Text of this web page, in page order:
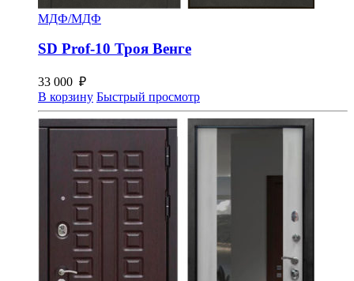
МДФ/МДФ
SD Prof-10 Троя Венге
33 000 ₽
В корзину Быстрый просмотр